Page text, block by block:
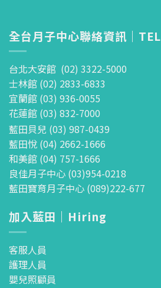
全台月子中心聯絡資訊｜TEL
台北大安館 (02) 3322-5000
士林館 (02) 2833-6833
宜蘭館 (03) 936-0055
花蓮館 (03) 832-7000
藍田貝兒 (03) 987-0439
藍田悅 (04) 2662-1666
和美館 (04) 757-1666
良佳月子中心 (03)954-0218
藍田寶育月子中心 (089)222-677
加入藍田｜Hiring
客服人員
護理人員
嬰兒照顧員